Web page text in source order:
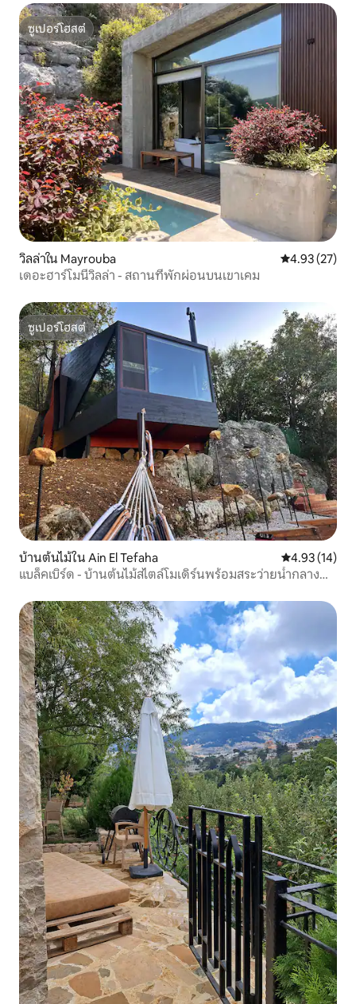
ซูเปอร์โฮสต์
ซูเปอร์โฮสต์
วิลล่าใน Mayrouba คะแนนเฉลี่ย
4.93 (27)
เดอะฮาร์โมนีวิลล่า - สถานที่พักผ่อนบนเขาเคม
ซูเปอร์โฮสต์
ซูเปอร์โฮสต์
บ้านต้นไม้ใน Ain El Tefaha คะแนนเฉลี่ย
4.93 (14)
แบล็คเบิร์ด - บ้านต้นไม้สไตล์โมเดิร์นพร้อมสระว่ายน้ำกลาง